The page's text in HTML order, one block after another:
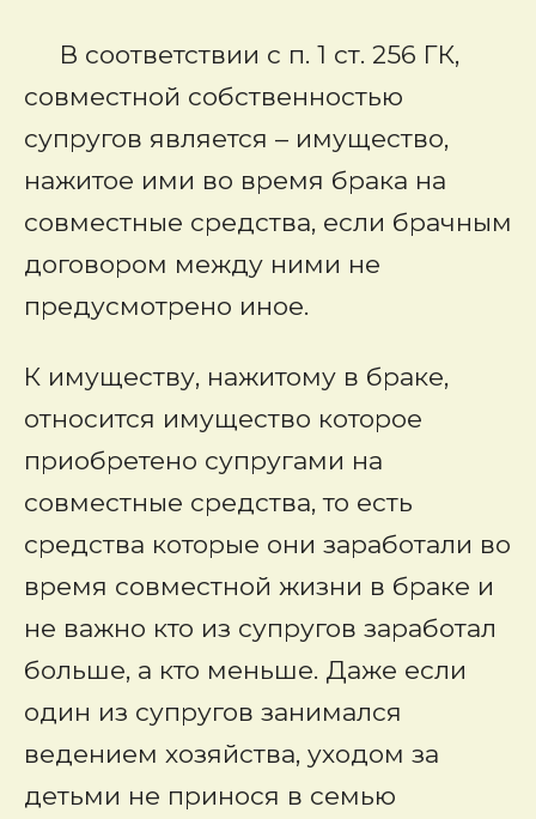
В соответствии с п. 1 ст. 256 ГК,
совместной собственностью
супругов является – имущество,
нажитое ими во время брака на
совместные средства, если брачным
договором между ними не
предусмотрено иное.
К имуществу, нажитому в браке,
относится имущество которое
приобретено супругами на
совместные средства, то есть
средства которые они заработали во
время совместной жизни в браке и
не важно кто из супругов заработал
больше, а кто меньше. Даже если
один из супругов занимался
ведением хозяйства, уходом за
детьми не принося в семью